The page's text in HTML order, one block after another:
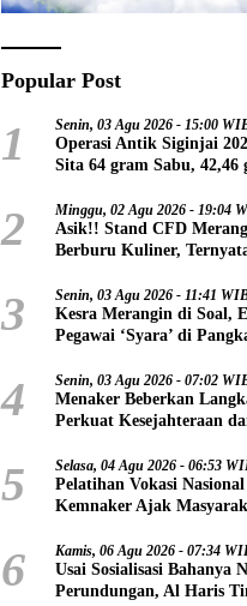
Popular Post
1 Senin, 03 Agu 2026 - 15:00
Operasi Antik Siginjai
Sita 64 gram Sabu,
2 Minggu, 02 Agu 2026 - 19:04
Asik!! Stand CFD
Berburu Kuliner,
3 Senin, 03 Agu 2026 - 11:41
Kesra Merangin di Soal,
Pegawai ‘Syara’ di
4 Senin, 03 Agu 2026 - 07:02
Menaker Beberkan
Perkuat Kesejahteraan
5 Selasa, 04 Agu 2026 - 06:53
Pelatihan Vokasi
Kemnaker Ajak
6 Kamis, 06 Agu 2026 - 07:34
Usai Sosialisasi Bahanya
Perundungan, Al Haris